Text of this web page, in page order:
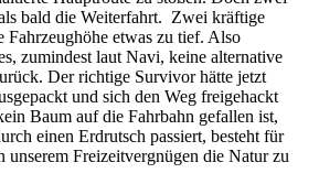
bald die Weiterfahrt. Zwei kräftige
Fahrzeughöhe etwas zu tief. Also
zumindest laut Navi, keine alternative
Der richtige Survivor hätte jetzt
und sich den Weg freigehackt
Baum auf die Fahrbahn gefallen ist,
einen Erdrutsch passiert, besteht für
unserem Freizeitvergnügen die Natur zu